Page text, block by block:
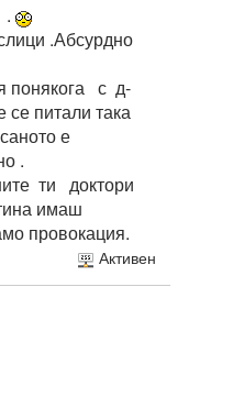
.
.Абсурдно
понякога с д-
се питали така
е
.
ти доктори
имаш
провокация.
Активен